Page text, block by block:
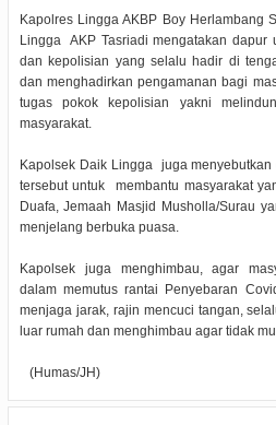
Kapolres Lingga AKBP Boy Herlambang
Lingga AKP Tasriadi mengatakan dapur
dan kepolisian yang selalu hadir di
dan menghadirkan pengamanan bagi
tugas pokok kepolisian yakni
masyarakat.
Kapolsek Daik Lingga juga
tersebut untuk membantu masyarakat
Duafa, Jemaah Masjid Musholla/Surau
menjelang berbuka puasa.
Kapolsek juga menghimbau, agar
dalam memutus rantai Penyebaran
menjaga jarak, rajin mencuci tangan,
luar rumah dan menghimbau agar tidak
(Humas/JH)